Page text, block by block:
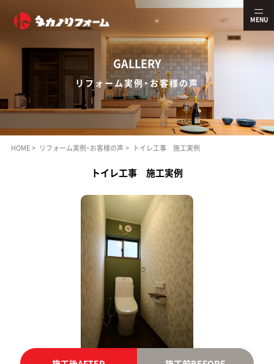
GALLERY
リフォーム実例・お客様の声
HOME リフォーム実例・お客様の声 トイレ工事 施工実例
トイレ工事 施工実例
MENU